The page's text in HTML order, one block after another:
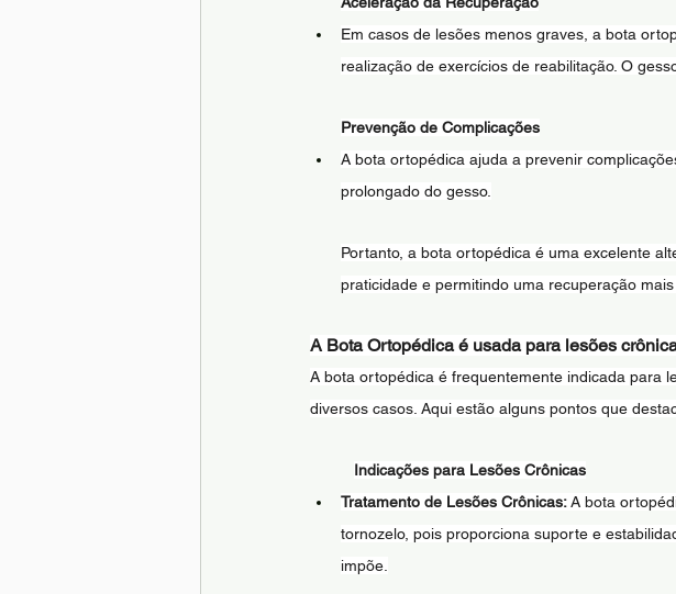
Em casos de lesões menos graves, a bota
realização de exercícios de reabilitação. O
Prevenção de Complicações
A bota ortopédica ajuda a prevenir
prolongado do gesso.
Portanto, a bota ortopédica é uma excelente
praticidade e permitindo uma recuperação
A Bota Ortopédica é usada para lesões
A bota ortopédica é frequentemente indicada para
diversos casos. Aqui estão alguns pontos que
Indicações para Lesões Crônicas
Tratamento de Lesões Crônicas: A bota
tornozelo, pois proporciona suporte e
impõe.